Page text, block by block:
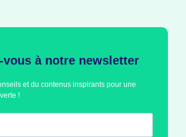
vous à notre newsletter
et du contenus inspirants pour une
!